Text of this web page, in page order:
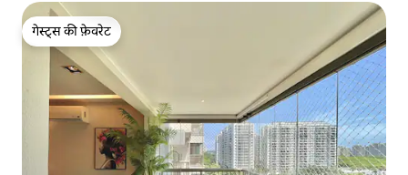
गेस्ट्स की फ़ेवरेट
गेस्ट्स की फ़ेवरेट